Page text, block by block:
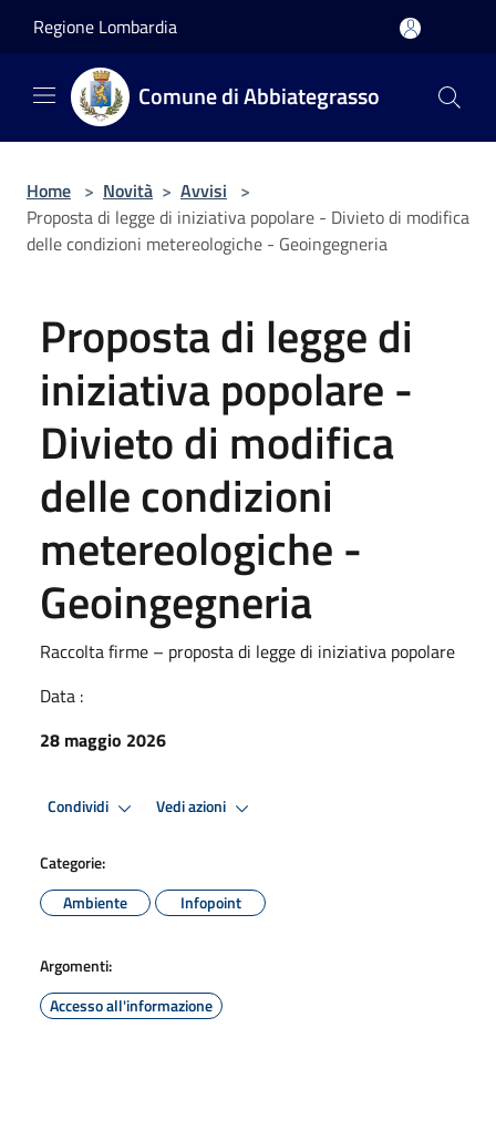
Regione Lombardia
Comune di Abbiategrasso
Home > Novità > Avvisi >
Proposta di legge di iniziativa popolare - Divieto di modifica
delle condizioni metereologiche - Geoingegneria
Proposta di legge di
iniziativa popolare -
Divieto di modifica
delle condizioni
metereologiche -
Geoingegneria
Raccolta firme – proposta di legge di iniziativa popolare
Data :
28 maggio 2026
Condividi Vedi azioni
Categorie:
Ambiente
Infopoint
Argomenti:
Accesso all'informazione